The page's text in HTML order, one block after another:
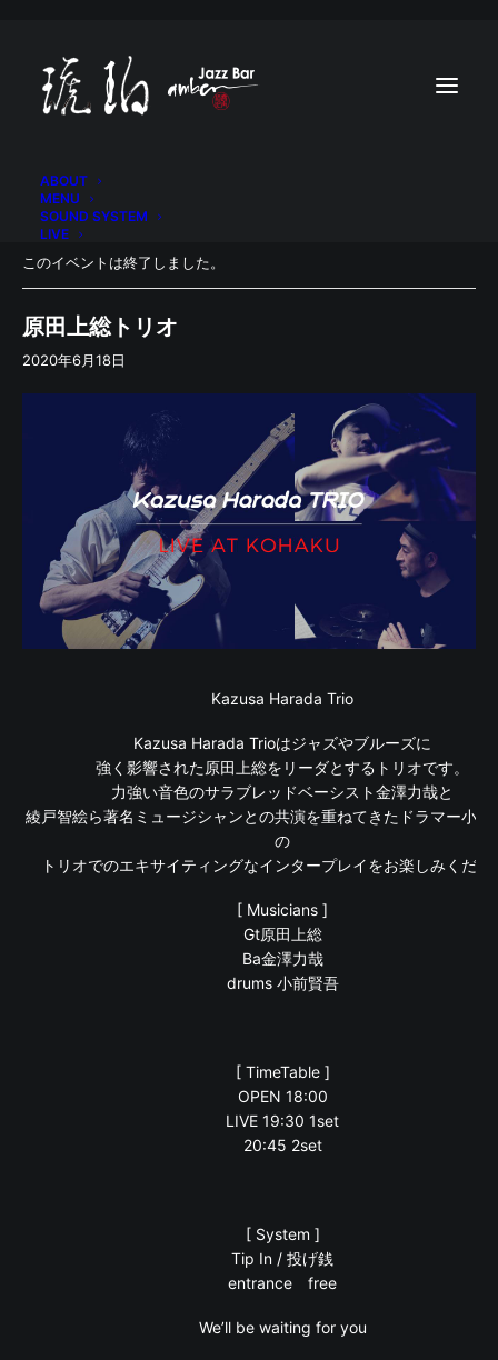
ABOUT
MENU
SOUND SYSTEM
LIVE
このイベントは終了しました。
原田上総トリオ
2020年6月18日
Kazusa Harada Trio
Kazusa Harada Trioはジャズやブルーズに
強く影響された原田上総をリーダとするトリオです。
力強い音色のサラブレッドベーシスト金澤力哉と
綾戸智絵ら著名ミュージシャンとの共演を重ねてきたドラマー小前
の
トリオでのエキサイティングなインタープレイをお楽しみくださ
[ Musicians ]
Gt原田上総
Ba金澤力哉
drums 小前賢吾
[ TimeTable ]
OPEN 18:00
LIVE 19:30 1set
20:45 2set
[ System ]
Tip In / 投げ銭
entrance free
We’ll be waiting for you